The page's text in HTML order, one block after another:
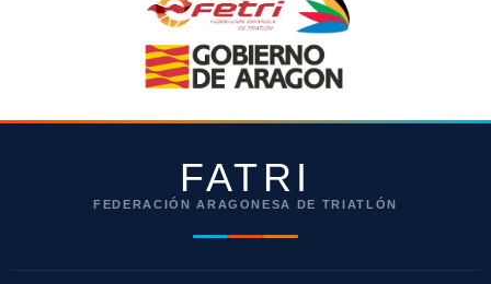
FATRI
FEDERACIÓN ARAGONESA DE TRIATLÓN